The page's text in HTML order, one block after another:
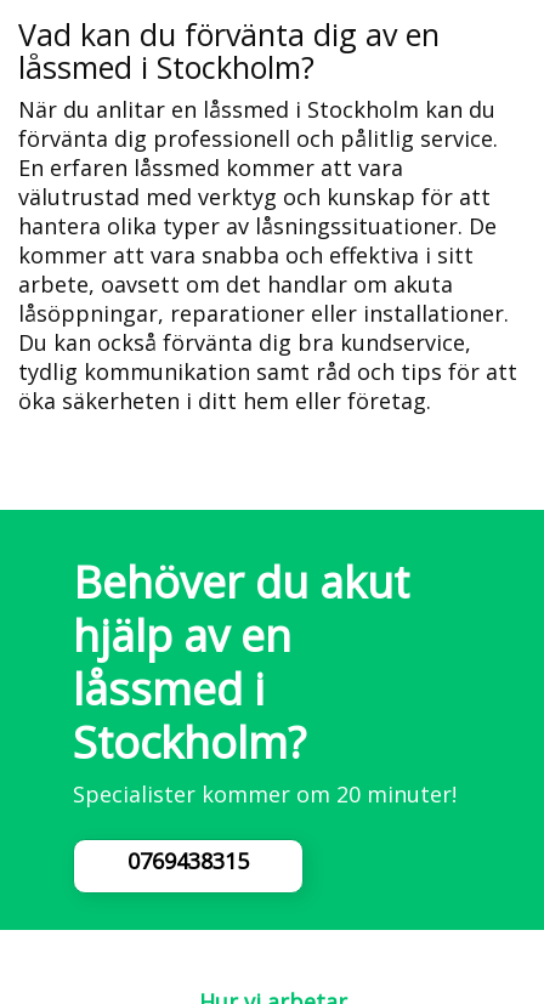
Vad kan du förvänta dig av en
låssmed i Stockholm?​
När du anlitar en låssmed i Stockholm kan du
förvänta dig professionell och pålitlig service.​
En erfaren låssmed kommer att vara
välutrustad med verktyg och kunskap för att
hantera olika typer av låsningssituationer. De
kommer att vara snabba och effektiva i sitt
arbete, oavsett om det handlar om akuta
låsöppningar, reparationer eller installationer.​
Du kan också förvänta dig bra kundservice,
tydlig kommunikation samt råd och tips för att
öka säkerheten i ditt hem eller företag.​
Behöver du akut
hjälp av en
låssmed i
Stockholm?
Specialister kommer om 20 minuter!
0769438315